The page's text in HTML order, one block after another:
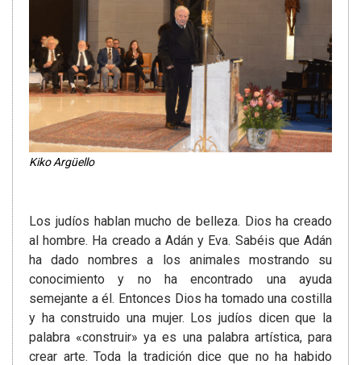
Kiko Argüello
Los judíos hablan mucho de belleza. Dios ha creado
al hombre. Ha creado a Adán y Eva. Sabéis que Adán
ha dado nombres a los animales mostrando su
conocimiento y no ha encontrado una ayuda
semejante a él. Entonces Dios ha tomado una costilla
y ha construido una mujer. Los judíos dicen que la
palabra «construir» ya es una palabra artística, para
crear arte. Toda la tradición dice que no ha habido